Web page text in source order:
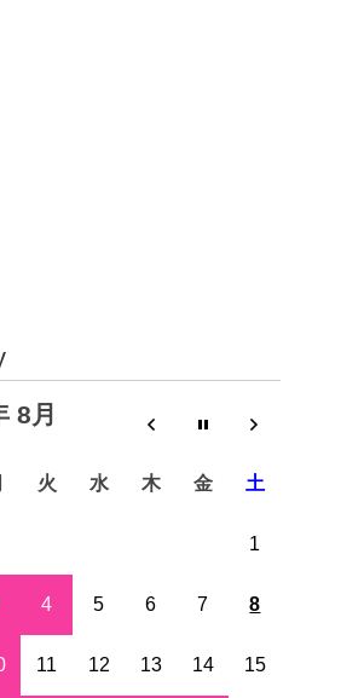
8月
火 水 木 金 土
1
4 5 6 7 8
11 12 13 14 15